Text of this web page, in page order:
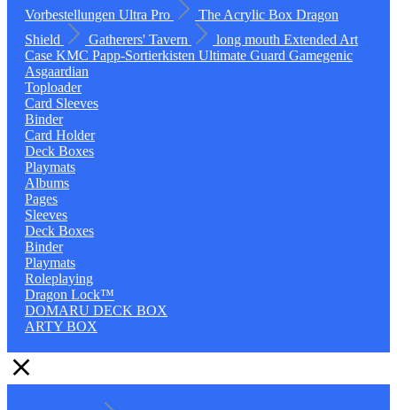
Vorbestellungen Ultra Pro The Acrylic Box Dragon
Shield
Gatherers' Tavern long mouth Extended Art
Case KMC Papp-Sortierkisten Ultimate Guard Gamegenic
Asgaardian
Toploader
Card Sleeves
Binder
Card Holder
Deck Boxes
Playmats
Albums
Pages
Sleeves
Deck Boxes
Binder
Playmats
Roleplaying
Dragon Lock™
DOMARU DECK BOX
ARTY BOX